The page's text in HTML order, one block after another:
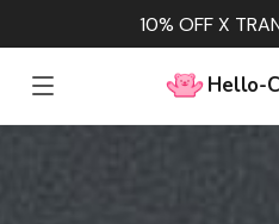
10% OFF X
Hello-